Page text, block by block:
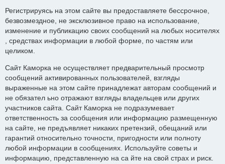
Регистрируясь на этом сайте вы предоставляете бессрочное,
безвозмездное, не эксклюзивное право на использование,
изменение и публикацию своих сообщений на любых носителях
, средствах информации в любой форме, по частям или
целиком.
Сайт Каморка не осуществляет предварительный просмотр
сообщений активированных пользователей, взгляды
выраженные на этом сайте принадлежат авторам сообщений и
не обязател ьно отражают взгляды владельцев или других
участников сайта. Сайт Каморка не подразумевает
ответственность за сообщения или информацию размещенную
на сайте, не предъявляет никаких претензий, обещаний или
гарантий относительно точности, пригодности или полноту
любой информации в сообщениях. Используйте советы и
информацию, представленную на са йте на свой страх и риск.